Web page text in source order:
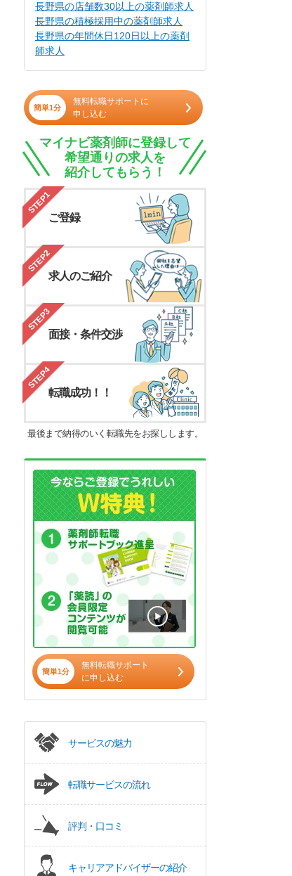
長野県の店舗数30以上の薬剤師求人
長野県の積極採用中の薬剤師求人
長野県の年間休日120日以上の薬剤
師求人
簡単1分
無料転職サポートに
申し込む
マイナビ薬剤師に登録して
希望通りの求人を
紹介してもらう！
STEP1
ご登録
STEP2
求人のご紹介
STEP3
面接・条件交渉
STEP4
転職成功！！
最後まで納得のいく転職先をお探しします。
簡単1分
無料転職サポート
に申し込む
サービスの魅力
転職サービスの流れ
評判・口コミ
キャリアアドバイザーの紹介